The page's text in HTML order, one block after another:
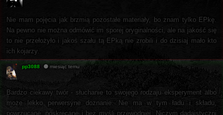
Nie mam pojęcia jak brzmią pozostałe materiały, bo znam tylko EPkę.
Na pewno nie można odmówić im sporej oryginalności, ale na jakość się
to nie przełożyło i jakoś szału tą EPką nie zrobili i do dzisiaj mało kto
ich kojarzy.
pp3088 miesiąc temu
Bardzo ciekawy twór - słuchanie to swojego rodzaju eksperyment albo
może lekko perwersyne doznanie. Nie ma w tym ładu i składu,
powrzucane, poskręcane i bez myśli przewodniej. Niczym dadaistyczni